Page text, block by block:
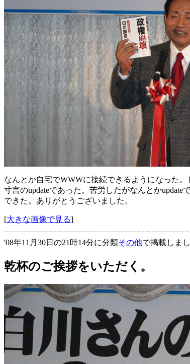
なんとか自宅でWWWに接続できるようになった
寸言のupdateであった。苦労したがなんとか
できた。ありがとうございました。
[大きな画像で見る]
'08年11月30日の21時14分に分類その他で掲載しまし
乾杯のご挨拶をいただく。